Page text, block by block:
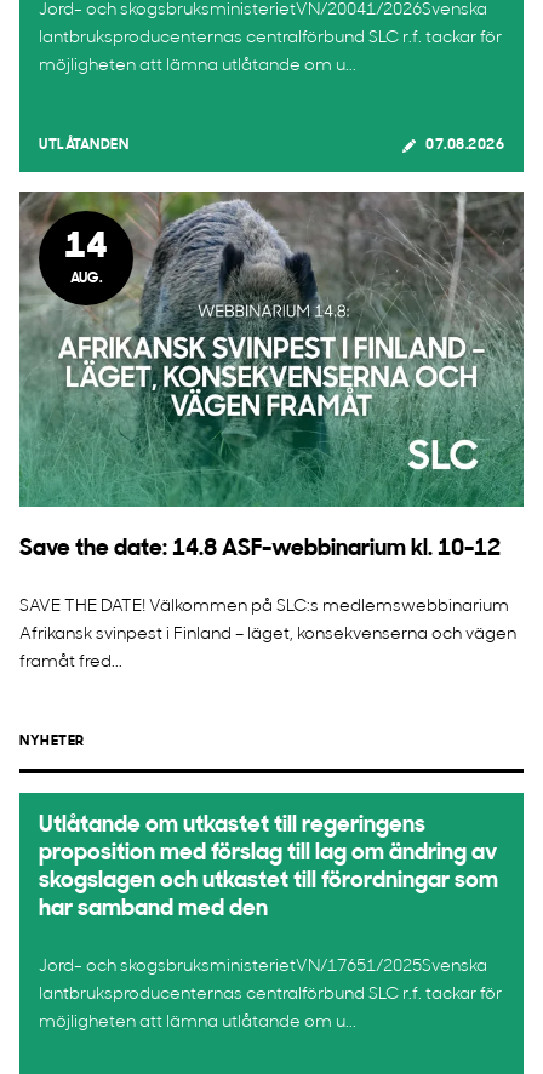
Jord- och skogsbruksministerietVN/20041/2026Svenska
lantbruksproducenternas centralförbund SLC r.f. tackar för
möjligheten att lämna utlåtande om u...
UTLÅTANDEN 07.08.2026
14
AUG.
Save the date: 14.8 ASF-webbinarium kl. 10-12
SAVE THE DATE! Välkommen på SLC:s medlemswebbinarium
Afrikansk svinpest i Finland – läget, konsekvenserna och vägen
framåt fred...
NYHETER
Utlåtande om utkastet till regeringens
proposition med förslag till lag om ändring av
skogslagen och utkastet till förordningar som
har samband med den
Jord- och skogsbruksministerietVN/17651/2025Svenska
lantbruksproducenternas centralförbund SLC r.f. tackar för
möjligheten att lämna utlåtande om u...